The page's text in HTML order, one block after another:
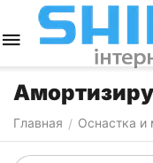
Главная / Оснастка и